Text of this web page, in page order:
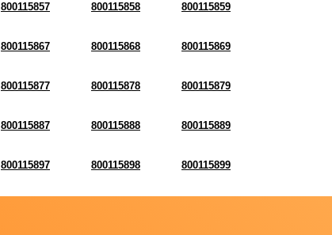
800115857 800115858 800115859
800115867 800115868 800115869
800115877 800115878 800115879
800115887 800115888 800115889
800115897 800115898 800115899